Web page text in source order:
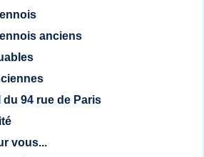
anciens
94 rue de Paris
vous...